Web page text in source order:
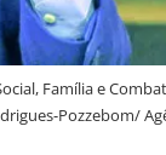
Família e
Pozzebom/